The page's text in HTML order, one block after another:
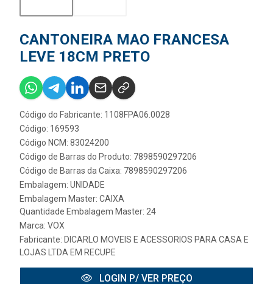
CANTONEIRA MAO FRANCESA
LEVE 18CM PRETO
Código do Fabricante: 1108FPA06.0028
Código: 169593
Código NCM: 83024200
Código de Barras do Produto: 7898590297206
Código de Barras da Caixa: 7898590297206
Embalagem: UNIDADE
Embalagem Master: CAIXA
Quantidade Embalagem Master: 24
Marca: VOX
Fabricante: DICARLO MOVEIS E ACESSORIOS PARA CASA E
LOJAS LTDA EM RECUPE
LOGIN P/ VER PREÇO